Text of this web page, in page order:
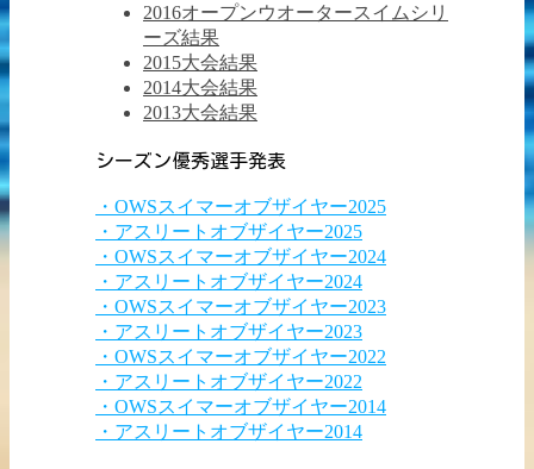
2016オープンウオータースイムシリ
ーズ結果
2015大会結果
2014大会結果
2013大会結果
シーズン優秀選手発表
・OWSスイマーオブザイヤー2025
・アスリートオブザイヤー2025
・OWSスイマーオブザイヤー2024
・アスリートオブザイヤー2024
・OWSスイマーオブザイヤー2023
・アスリートオブザイヤー2023
・OWSスイマーオブザイヤー2022
・アスリートオブザイヤー2022
・OWSスイマーオブザイヤー2014
・アスリートオブザイヤー2014